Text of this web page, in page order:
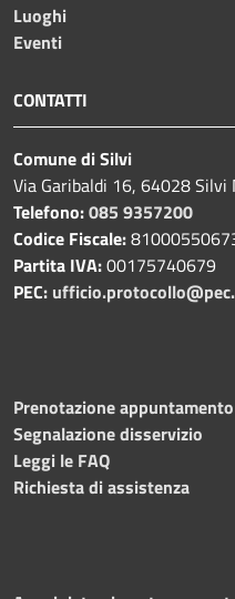
Luoghi
Eventi
CONTATTI
Comune di Silvi
Via Garibaldi 16, 64028 Silvi
Telefono:085 9357200
Codice Fiscale:
Partita IVA:00175740679
PEC:
Prenotazione appuntamento
Segnalazione disservizio
Leggi le FAQ
Richiesta di assistenza